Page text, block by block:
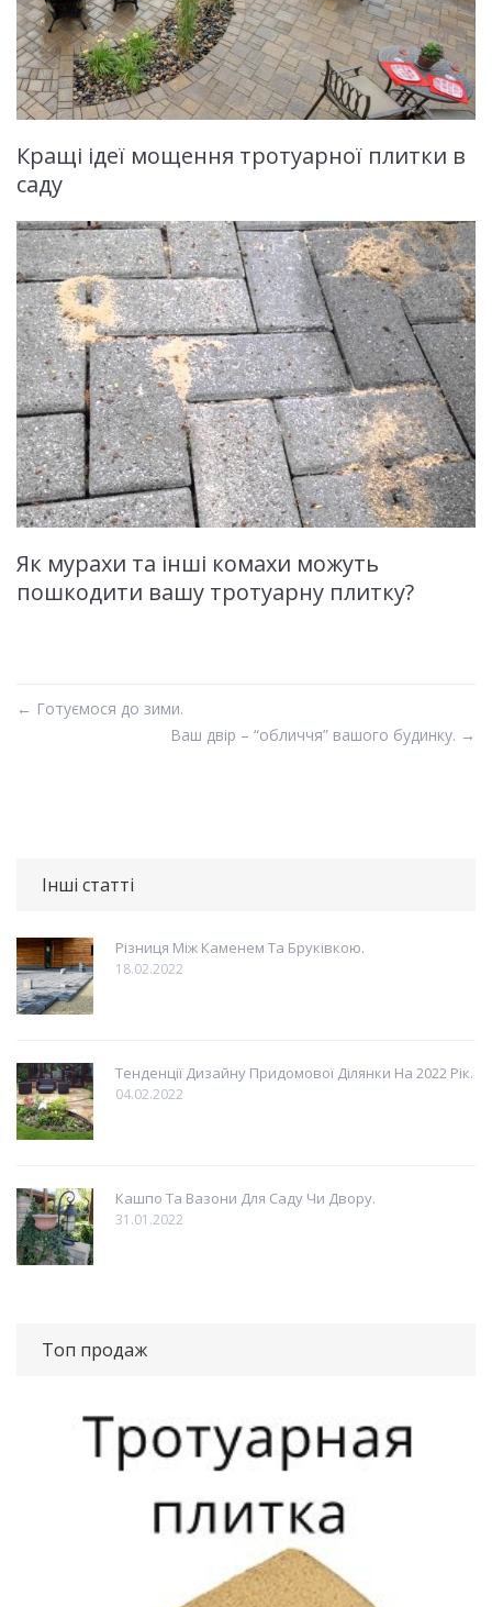
Кращі ідеї мощення тротуарної плитки в
саду
Як мурахи та інші комахи можуть
пошкодити вашу тротуарну плитку?
← Готуємося до зими.
Ваш двір – “обличчя” вашого будинку. →
Інші статті
Різниця Між Каменем Та Бруківкою.
18.02.2022
Тенденції Дизайну Придомової Ділянки На 2022 Рік.
04.02.2022
Кашпо Та Вазони Для Саду Чи Двору.
31.01.2022
Топ продаж